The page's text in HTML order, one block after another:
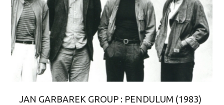
JAN GARBAREK GROUP : PENDULUM (1983)